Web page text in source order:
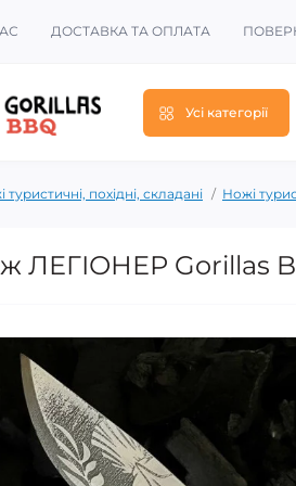
ДОСТАВКА ТА ОПЛАТА
Усі категорії
туристичні, похідні, складані Ножі
ЛЕГІОНЕР Gorillas